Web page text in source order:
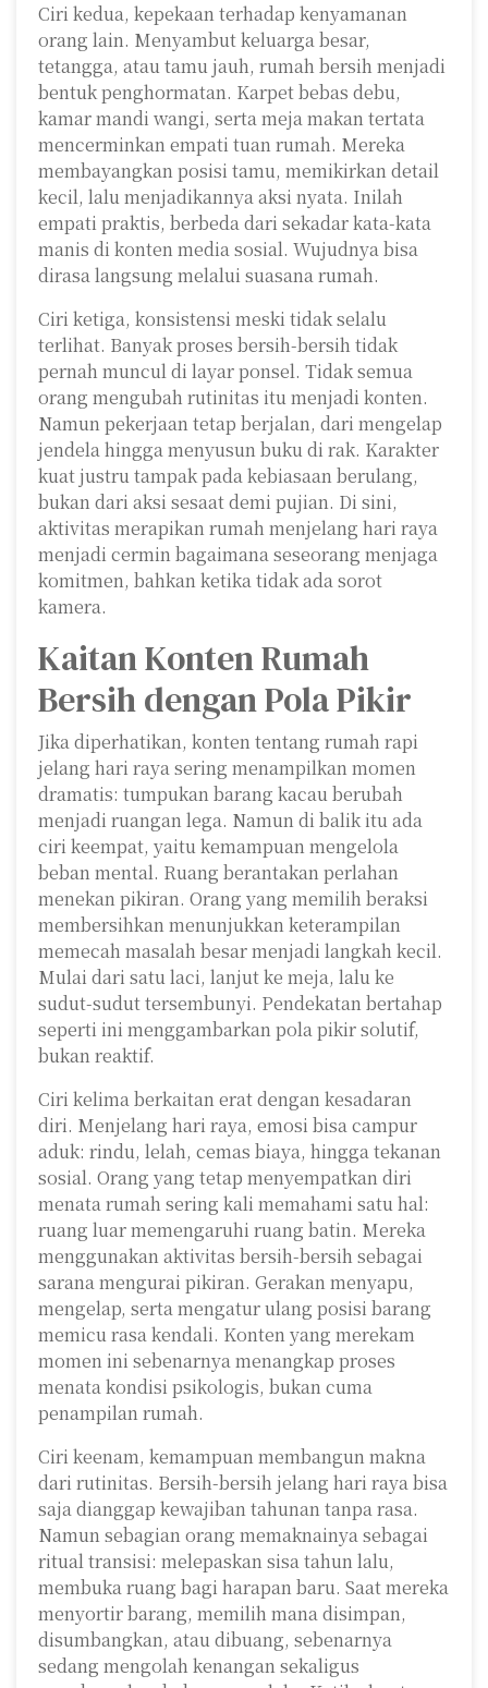
Ciri kedua, kepekaan terhadap kenyamanan
orang lain. Menyambut keluarga besar,
tetangga, atau tamu jauh, rumah bersih menjadi
bentuk penghormatan. Karpet bebas debu,
kamar mandi wangi, serta meja makan tertata
mencerminkan empati tuan rumah. Mereka
membayangkan posisi tamu, memikirkan detail
kecil, lalu menjadikannya aksi nyata. Inilah
empati praktis, berbeda dari sekadar kata-kata
manis di konten media sosial. Wujudnya bisa
dirasa langsung melalui suasana rumah.
Ciri ketiga, konsistensi meski tidak selalu
terlihat. Banyak proses bersih-bersih tidak
pernah muncul di layar ponsel. Tidak semua
orang mengubah rutinitas itu menjadi konten.
Namun pekerjaan tetap berjalan, dari mengelap
jendela hingga menyusun buku di rak. Karakter
kuat justru tampak pada kebiasaan berulang,
bukan dari aksi sesaat demi pujian. Di sini,
aktivitas merapikan rumah menjelang hari raya
menjadi cermin bagaimana seseorang menjaga
komitmen, bahkan ketika tidak ada sorot
kamera.
Kaitan Konten Rumah
Bersih dengan Pola Pikir
Jika diperhatikan, konten tentang rumah rapi
jelang hari raya sering menampilkan momen
dramatis: tumpukan barang kacau berubah
menjadi ruangan lega. Namun di balik itu ada
ciri keempat, yaitu kemampuan mengelola
beban mental. Ruang berantakan perlahan
menekan pikiran. Orang yang memilih beraksi
membersihkan menunjukkan keterampilan
memecah masalah besar menjadi langkah kecil.
Mulai dari satu laci, lanjut ke meja, lalu ke
sudut-sudut tersembunyi. Pendekatan bertahap
seperti ini menggambarkan pola pikir solutif,
bukan reaktif.
Ciri kelima berkaitan erat dengan kesadaran
diri. Menjelang hari raya, emosi bisa campur
aduk: rindu, lelah, cemas biaya, hingga tekanan
sosial. Orang yang tetap menyempatkan diri
menata rumah sering kali memahami satu hal:
ruang luar memengaruhi ruang batin. Mereka
menggunakan aktivitas bersih-bersih sebagai
sarana mengurai pikiran. Gerakan menyapu,
mengelap, serta mengatur ulang posisi barang
memicu rasa kendali. Konten yang merekam
momen ini sebenarnya menangkap proses
menata kondisi psikologis, bukan cuma
penampilan rumah.
Ciri keenam, kemampuan membangun makna
dari rutinitas. Bersih-bersih jelang hari raya bisa
saja dianggap kewajiban tahunan tanpa rasa.
Namun sebagian orang memaknainya sebagai
ritual transisi: melepaskan sisa tahun lalu,
membuka ruang bagi harapan baru. Saat mereka
menyortir barang, memilih mana disimpan,
disumbangkan, atau dibuang, sebenarnya
sedang mengolah kenangan sekaligus